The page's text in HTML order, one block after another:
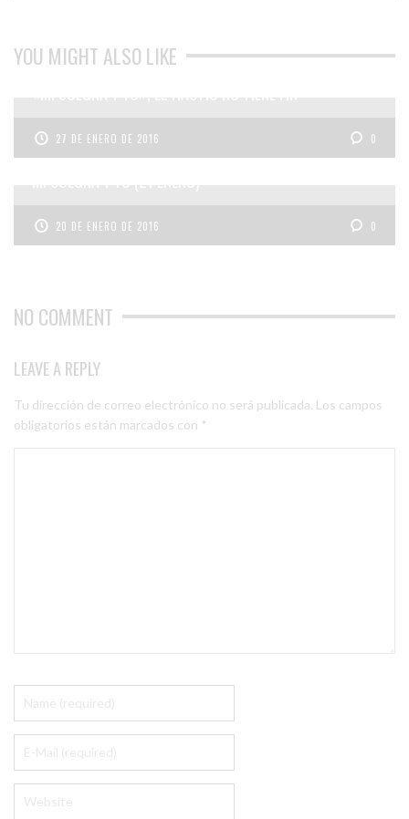
YOU MIGHT ALSO LIKE
27 DE ENERO DE 2016 0
20 DE ENERO DE 2016 0
NO COMMENT
LEAVE A REPLY
Tu dirección de correo electrónico no será publicada. Los campos
obligatorios están marcados con *